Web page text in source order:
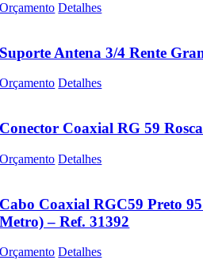
Orçamento Detalhes
Suporte Antena 3/4 Rente
Orçamento Detalhes
Conector Coaxial RG 59
Orçamento Detalhes
Cabo Coaxial RGC59 Preto
Metro) – Ref. 31392
Orçamento Detalhes